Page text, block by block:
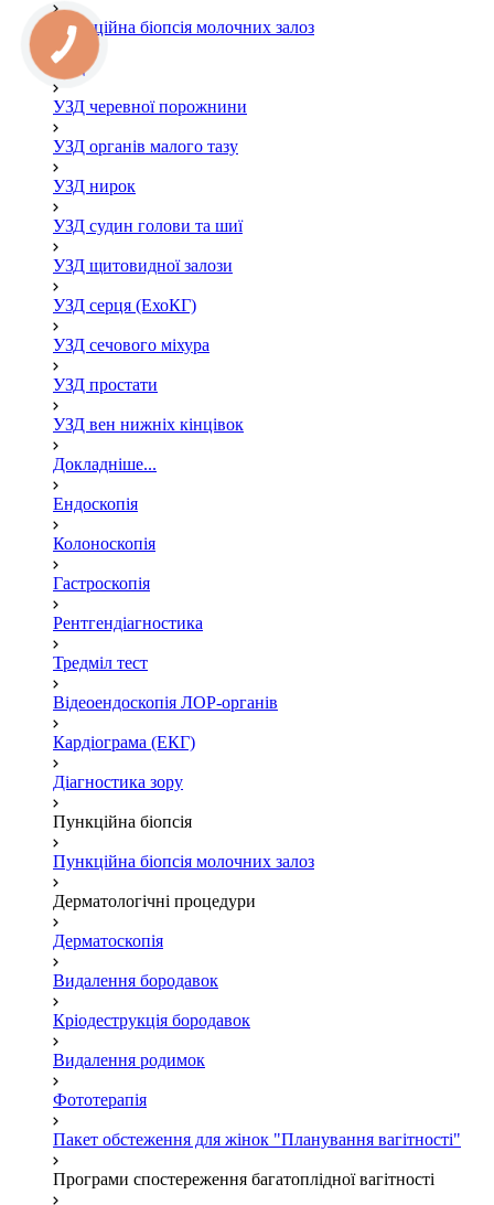
Пункційна біопсія молочних залоз
УЗД
УЗД черевної порожнини
УЗД органів малого тазу
УЗД нирок
УЗД судин голови та шиї
УЗД щитовидної залози
УЗД серця (ЕхоКГ)
УЗД сечового міхура
УЗД простати
УЗД вен нижніх кінцівок
Докладніше...
Ендоскопія
Колоноскопія
Гастроскопія
Рентгендіагностика
Тредміл тест
Відеоендоскопія ЛОР-органів
Кардіограма (ЕКГ)
Діагностика зору
Пункційна біопсія
Пункційна біопсія молочних залоз
Дерматологічні процедури
Дерматоскопія
Видалення бородавок
Кріодеструкція бородавок
Видалення родимок
Фототерапія
Пакет обстеження для жінок "Планування вагітності"
Програми спостереження багатоплідної вагітності